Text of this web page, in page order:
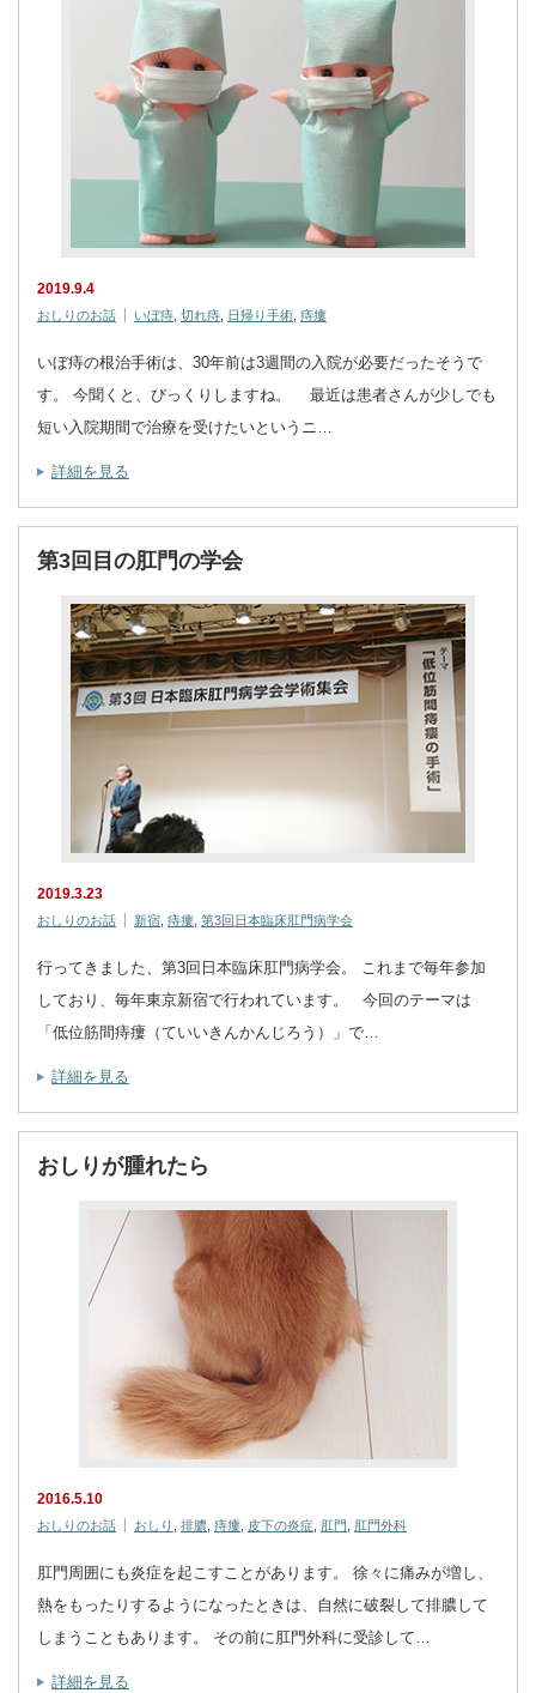
2019.9.4
おしりのお話 いぼ痔 切れ痔 日帰り手術 痔瘻
いぼ痔の根治手術は、30年前は3週間の入院が必要だったそうで
す。 今聞くと、びっくりしますね。 最近は患者さんが少しでも
短い入院期間で治療を受けたいというニ…
詳細を見る
第3回目の肛門の学会
2019.3.23
おしりのお話 新宿 痔瘻 第3回日本臨床肛門病学会
行ってきました、第3回日本臨床肛門病学会。 これまで毎年参加
しており、毎年東京新宿で行われています。 今回のテーマは
「低位筋間痔瘻（ていいきんかんじろう）」で…
詳細を見る
おしりが腫れたら
2016.5.10
おしりのお話 おしり , 排膿, 痔瘻, 皮下の炎症, 肛門 , 肛門外科
肛門周囲にも炎症を起こすことがあります。 徐々に痛みが増し、
熱をもったりするようになったときは、自然に破裂して排膿して
しまうこともあります。 その前に肛門外科に受診して…
詳細を見る